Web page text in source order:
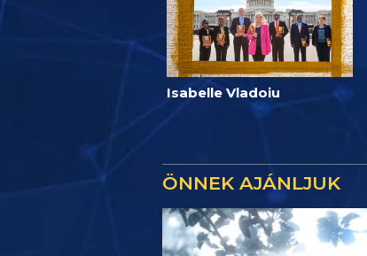
Isabelle Vladoiu
ÖNNEK AJÁNLJUK